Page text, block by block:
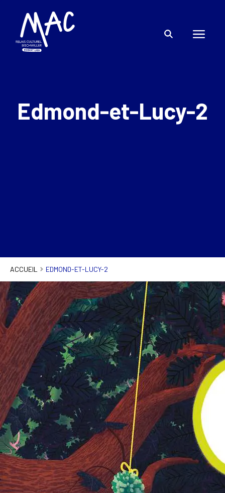
Edmond-et-Lucy-2
ACCUEIL EDMOND-ET-LUCY-2